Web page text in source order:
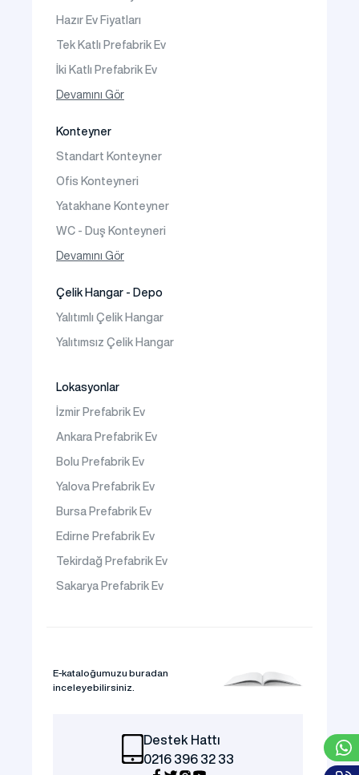
Hazır Ev Fiyatları
Tek Katlı Prefabrik Ev
İki Katlı Prefabrik Ev
Tek Katlı Prefabrik Villa
Devamını Gör
Konteyner
Standart Konteyner
Ofis Konteyneri
Yatakhane Konteyner
WC - Duş Konteyneri
Konteyner Ev
Devamını Gör
Çelik Hangar - Depo
Yalıtımlı Çelik Hangar
Yalıtımsız Çelik Hangar
Lokasyonlar
İzmir Prefabrik Ev
Ankara Prefabrik Ev
Bolu Prefabrik Ev
Yalova Prefabrik Ev
Bursa Prefabrik Ev
Edirne Prefabrik Ev
Tekirdağ Prefabrik Ev
Sakarya Prefabrik Ev
E-kataloğumuzu buradan
inceleyebilirsiniz.
Destek Hattı
0216 396 32 33